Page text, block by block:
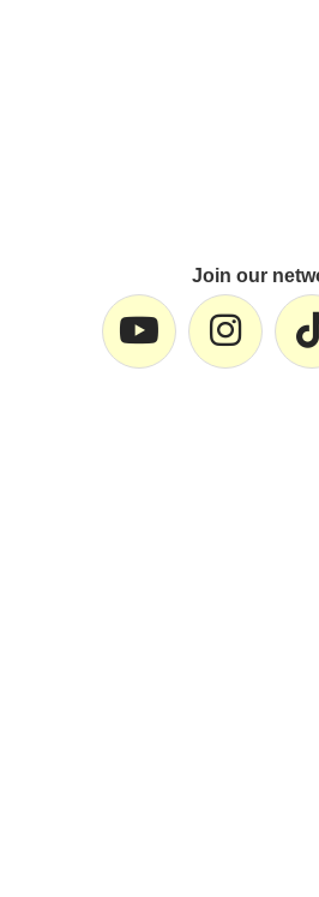
Join our